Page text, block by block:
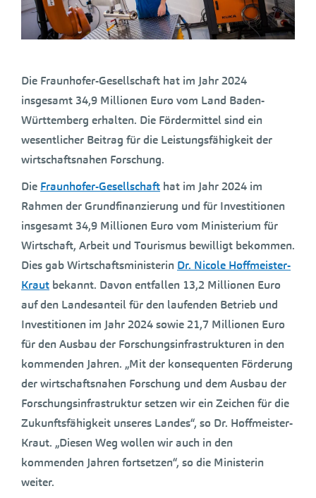
Die Fraunhofer-Gesellschaft hat im Jahr 2024
insgesamt 34,9 Millionen Euro vom Land Baden-
Württemberg erhalten. Die Fördermittel sind ein
wesentlicher Beitrag für die Leistungsfähigkeit der
wirtschaftsnahen Forschung.
Die Fraunhofer-Gesellschaft hat im Jahr 2024 im
Rahmen der Grundfinanzierung und für Investitionen
insgesamt 34,9 Millionen Euro vom Ministerium für
Wirtschaft, Arbeit und Tourismus bewilligt bekommen.
Dies gab Wirtschaftsministerin Dr. Nicole Hoffmeister-
Kraut bekannt. Davon entfallen 13,2 Millionen Euro
auf den Landesanteil für den laufenden Betrieb und
Investitionen im Jahr 2024 sowie 21,7 Millionen Euro
für den Ausbau der Forschungsinfrastrukturen in den
kommenden Jahren. „Mit der konsequenten Förderung
der wirtschaftsnahen Forschung und dem Ausbau der
Forschungsinfrastruktur setzen wir ein Zeichen für die
Zukunftsfähigkeit unseres Landes“, so Dr. Hoffmeister-
Kraut. „Diesen Weg wollen wir auch in den
kommenden Jahren fortsetzen“, so die Ministerin
weiter.